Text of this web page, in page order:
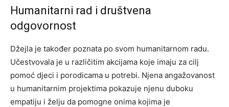
Humanitarni rad i društvena
odgovornost
Džejla je također poznata po svom humanitarnom radu.
Učestvovala je u različitim akcijama koje imaju za cilj
pomoć djeci i porodicama u potrebi. Njena angažovanost
u humanitarnim projektima pokazuje njenu duboku
empatiju i želju da pomogne onima kojima je